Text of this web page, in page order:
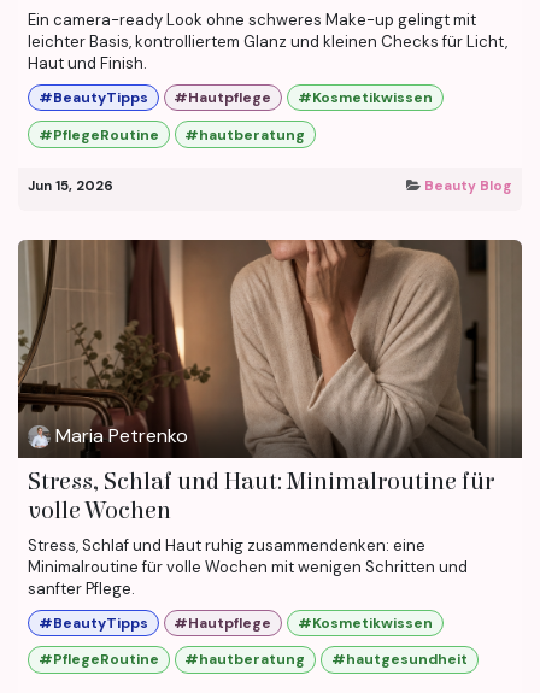
Ein camera-ready Look ohne schweres Make-up gelingt mit
leichter Basis, kontrolliertem Glanz und kleinen Checks für Licht,
Haut und Finish.
#BeautyTipps #Hautpflege
#Kosmetikwissen
#PflegeRoutine
#hautberatung
Jun 15, 2026 Beauty Blog
Maria Petrenko
Stress, Schlaf und Haut: Minimalroutine für
volle Wochen
Stress, Schlaf und Haut ruhig zusammendenken: eine
Minimalroutine für volle Wochen mit wenigen Schritten und
sanfter Pflege.
#BeautyTipps #Hautpflege
#Kosmetikwissen
#PflegeRoutine
#hautberatung #hautgesundheit